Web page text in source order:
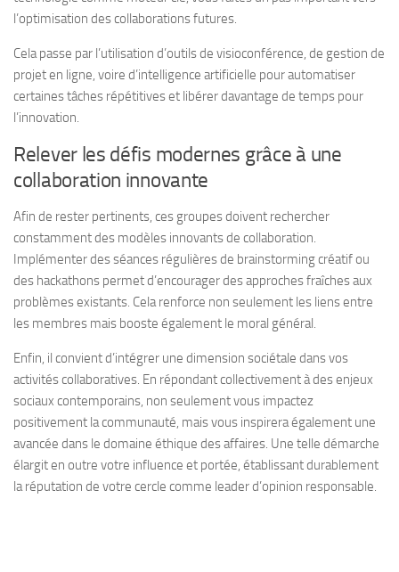
l’optimisation des collaborations futures.
Cela passe par l’utilisation d’outils de visioconférence, de gestion de
projet en ligne, voire d’intelligence artificielle pour automatiser
certaines tâches répétitives et libérer davantage de temps pour
l’innovation.
Relever les défis modernes grâce à une
collaboration innovante
Afin de rester pertinents, ces groupes doivent rechercher
constamment des modèles innovants de collaboration.
Implémenter des séances régulières de brainstorming créatif ou
des hackathons permet d’encourager des approches fraîches aux
problèmes existants. Cela renforce non seulement les liens entre
les membres mais booste également le moral général.
Enfin, il convient d’intégrer une dimension sociétale dans vos
activités collaboratives. En répondant collectivement à des enjeux
sociaux contemporains, non seulement vous impactez
positivement la communauté, mais vous inspirera également une
avancée dans le domaine éthique des affaires. Une telle démarche
élargit en outre votre influence et portée, établissant durablement
la réputation de votre cercle comme leader d’opinion responsable.